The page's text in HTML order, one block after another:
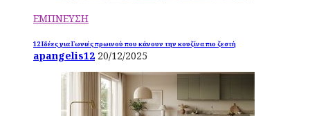
ΕΜΠΝΕΥΣΗ
12 Ιδέες για Γωνιές πρωινού που κάνουν την κουζίνα πιο ζεστή
apangelis12 20/12/2025